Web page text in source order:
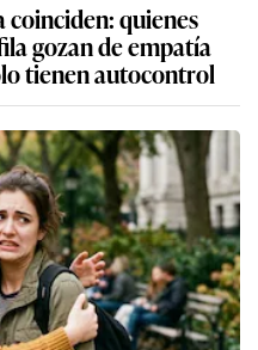
coinciden: quienes
gozan de empatía
tienen autocontrol